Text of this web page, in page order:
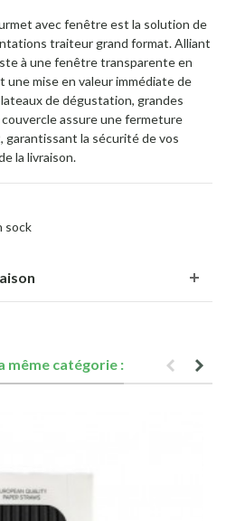
avec fenêtre est la solution de
traiteur grand format. Alliant
à une fenêtre transparente en
une mise en valeur immédiate de
de dégustation, grandes
assure une fermeture
la sécurité de vos
la livraison.
sock
même catégorie :